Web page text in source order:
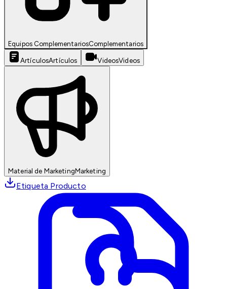
Equipos ComplementariosComplementarios
ArtículosArtículos VideosVideos
Material de MarketingMarketing
Etiqueta Producto